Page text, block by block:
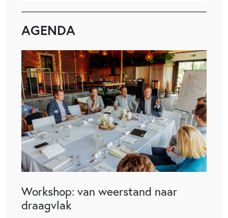
AGENDA
Workshop: van weerstand naar
draagvlak